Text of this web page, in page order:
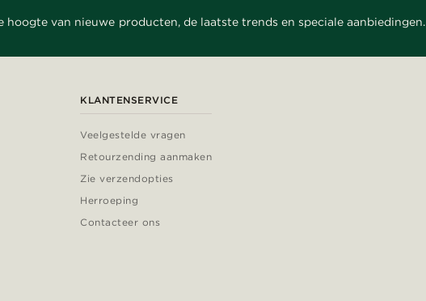
hoogte van nieuwe producten, de laatste trends en speciale aanbiedingen.
KLANTENSERVICE
Veelgestelde vragen
Retourzending aanmaken
Zie verzendopties
Herroeping
Contacteer ons